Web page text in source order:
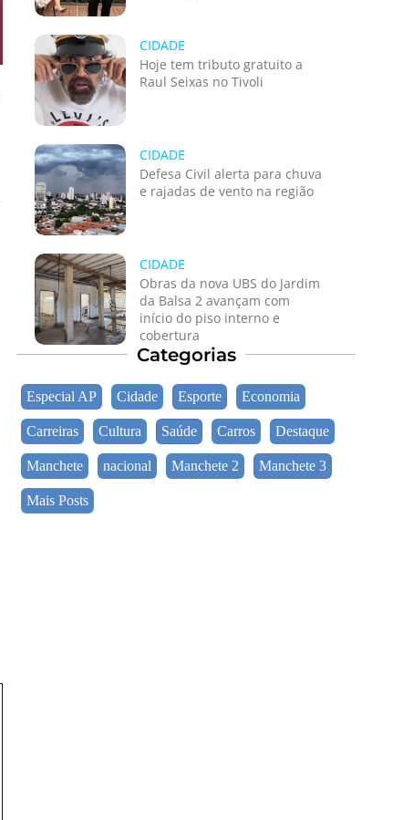
CIDADE
Hoje tem tributo gratuito a
Raul Seixas no Tivoli
CIDADE
Defesa Civil alerta para chuva
e rajadas de vento na região
CIDADE
Obras da nova UBS do Jardim
da Balsa 2 avançam com
início do piso interno e
cobertura
Categorias
Especial AP Cidade Esporte Economia
Carreiras Cultura Saúde Carros Destaque
Manchete nacional Manchete 2 Manchete 3
Mais Posts